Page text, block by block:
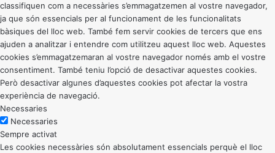
classifiquen com a necessàries s’emmagatzemen al vostre navegador,
ja que són essencials per al funcionament de les funcionalitats
bàsiques del lloc web. També fem servir cookies de tercers que ens
ajuden a analitzar i entendre com utilitzeu aquest lloc web. Aquestes
cookies s’emmagatzemaran al vostre navegador només amb el vostre
consentiment. També teniu l’opció de desactivar aquestes cookies.
Però desactivar algunes d’aquestes cookies pot afectar la vostra
experiència de navegació.
Necessaries
Necessaries
Sempre activat
Les cookies necessàries són absolutament essencials perquè el lloc